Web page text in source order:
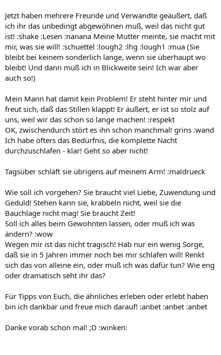
Jetzt haben mehrere Freunde und Verwandte geäußert, daß
ich ihr das unbedingt abgewöhnen muß, weil das nicht gut
ist! :shake :Lesen :nanana Meine Mutter meinte, sie macht mit
mir, was sie will! :schuettel :lough2 :lhg :lough1 :mua (Sie
bleibt bei keinem sonderlich lange, wenn sie überhaupt wo
bleibt! Und dann muß ich in Blickweite sein! Ich war aber
auch so!)
Mein Mann hat damit kein Problem! Er steht hinter mir und
freut sich, daß das Stillen klappt! Er äußert, er ist so stolz auf
uns, weil wir das schon so lange machen! :respekt
OK, zwischendurch stört es ihn schon manchmal! grins :wand
Ich habe öfters das Bedürfnis, die komplette Nacht
durchzuschlafen - klar! Geht so aber nicht!
Tagsüber schläft sie übrigens auf meinem Arm! :maldrueck
Wie soll ich vorgehen? Sie braucht viel Liebe, Zuwendung und
Geduld! Stehen kann sie, krabbeln nicht, weil sie die
Bauchlage nicht mag! Sie braucht Zeit!
Soll ich alles beim Gewohnten lassen, oder muß ich was
ändern? :wow
Wegen mir ist das nicht tragisch! Hab nur ein wenig Sorge,
daß sie in 5 Jahren immer noch bei mir schlafen will! Renkt
sich das von alleine ein, oder muß ich was dafür tun? Wie eng
oder dramatisch seht ihr das?
Für Tipps von Euch, die ähnliches erleben oder erlebt haben
bin ich dankbar und freue mich darauf! :anbet :anbet :anbet
Danke vorab schon mal! ;D :winken: